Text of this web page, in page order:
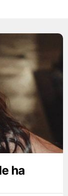
ha